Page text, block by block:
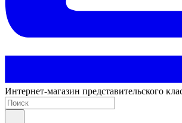
Интернет-магазин представительского